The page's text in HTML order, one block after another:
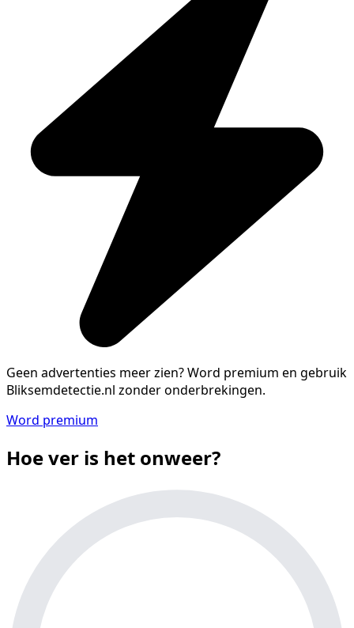
Geen advertenties meer zien?Word premium en gebruik
Bliksemdetectie.nl zonder onderbrekingen.
Word premium
Hoe ver is het onweer?